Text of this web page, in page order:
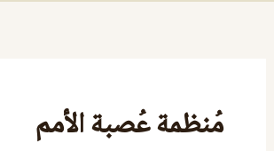
مُنظمة عُصبة الأمم